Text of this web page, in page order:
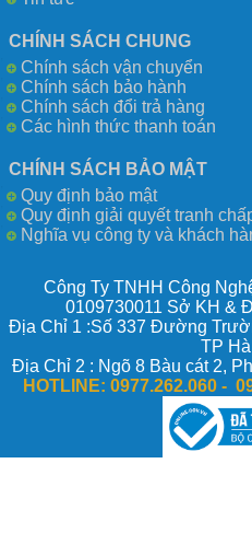
CHÍNH SÁCH CHUNG
Chính sách vận chuyển
Chính sách bảo hành
Chính sách đổi trả hàng
Các hình thức thanh toán
CHÍNH SÁCH BẢO MẬT
Quy định bảo mật
Quy định giải quyết tranh
Nghĩa vụ công ty và khách
Công Ty TNHH Công
0109730011 Sở KH &
Địa Chỉ 1 :Số 337 Đường
TP
Địa Chỉ 2 : Ngõ 8 Bàu cát 2,
HOTLINE: 0977.262.060 -